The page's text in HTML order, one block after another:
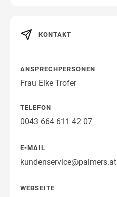
KONTAKT
ANSPRECHPERSONEN
Frau Elke Trofer
TELEFON
0043 664 611 42 07
E-MAIL
kundenservice@palmers.at
WEBSEITE